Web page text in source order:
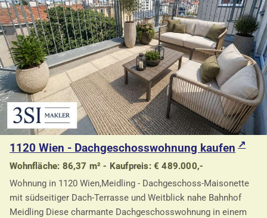
1120 Wien - Dachgeschosswohnung kaufen
Wohnfläche: 86,37 m² - Kaufpreis: € 489.000,-
Wohnung in 1120 Wien,Meidling - Dachgeschoss-Maisonette
mit südseitiger Dach-Terrasse und Weitblick nahe Bahnhof
Meidling Diese charmante Dachgeschosswohnung in einem